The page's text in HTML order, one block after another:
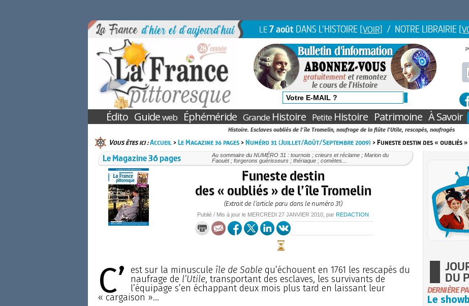
LE7 août DANS L'HISTOIRE [VOIR] / NOTRE LIBRAIRIE
Édito Guideweb Éphéméride GrandeHistoire PetiteHistoire Patrimoine À Savoir
Histoire. Esclaves oubliés de l'île Tromelin, naufrage de la flûte l'Utile, rescapés, naufragés
Vous êtes ici :Accueil>Le Magazine 36 pages>Numéro 31 (Juillet/Août/Septembre 2009) > Funeste destin des « oubliés
Le Magazine 36 pages
Au sommaire du NUMÉRO 31 : tournois ; crieurs et réclame ; Marion du
Faouët ; forgerons guérisseurs ; thériaque ; comètes...
Funeste destin
des « oubliés » de l’île Tromelin
(Extrait de l’article paru dans le numéro 31)
Publié / Mis à jour le MERCREDI 27 JANVIER 2010 , par REDACTION
C’ est sur la minuscule île de Sablequ’échouent en 1761 les rescapés du
naufrage de l’Utile, transportant des esclaves, les survivants de
l’équipage s’en échappant deux mois plus tard en laissant leur
« cargaison »...
DU
DERNIÈRE
Le